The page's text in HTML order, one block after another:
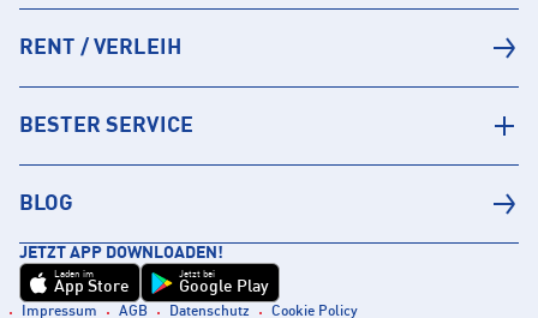
RENT / VERLEIH
BESTER SERVICE
BLOG
JETZT APP DOWNLOADEN!
Laden im
App Store
Jetzt bei
Google Play
Impressum AGB Datenschutz Cookie Policy